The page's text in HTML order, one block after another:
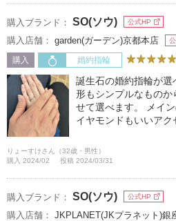
購入ブランド： SO(ソウ) 公式HP
購入店舗： garden(ガーデン)京都本店
購入 婚約指輪
誕生石の婚約指輪が選
形もシンプルなもの
せて選べます。 メイ
イヤモンドもいいアク
りょーすけさん（32歳・男性）
購入 2024/02
投稿 2024/03/31
購入ブランド： SO(ソウ) 公式HP
購入店舗： JKPLANET(JKプラネット)銀